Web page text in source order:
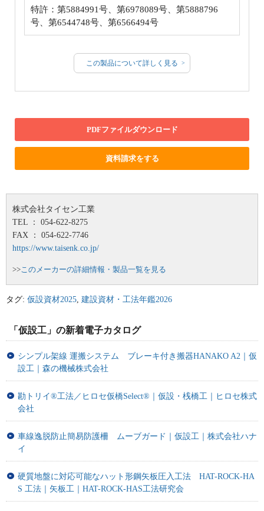
特許：第5884991号、第6978089号、第5888796
号、第6544748号、第6566494号
この製品について詳しく見る
PDFファイルダウンロード
資料請求をする
株式会社タイセン工業
TEL ： 054-622-8275
FAX ： 054-622-7746
https://www.taisenk.co.jp/
>> このメーカーの詳細情報・製品一覧を見る
タグ: 仮設資材2025 建設資材・工法年鑑2026
「仮設工」の新着電子カタログ
シンプル架線 運搬システム ブレーキ付き搬器HANAKO A2｜仮
設工｜森の機械株式会社
勘トリイ®工法／ヒロセ仮橋Select®｜仮設・桟橋工｜ヒロセ株式
会社
車線逸脱防止簡易防護柵 ムーブガード｜仮設工｜株式会社ハナ
イ
硬質地盤に対応可能なハット形鋼矢板圧入工法 HAT-ROCK-HA
S 工法｜矢板工｜HAT-ROCK-HAS工法研究会